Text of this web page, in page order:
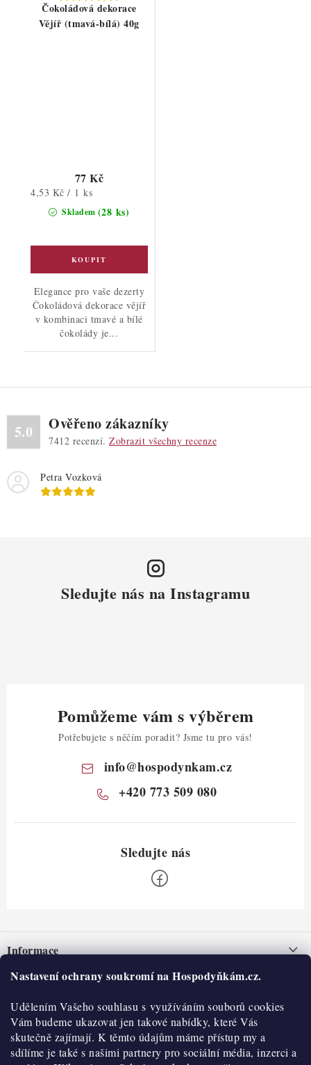
Nastavení ochrany soukromí na Hospodyňkám.cz.
Udělením Vašeho souhlasu s využíváním souborů cookies
Vám budeme ukazovat jen takové nabídky, které Vás
skutečně zajímají. K těmto údajům máme přístup my a
sdílíme je také s našimi partnery pro sociální média, inzerci a
Čokoládová dekorace
Vějíř (tmavá-bílá) 40g
Skladem (28 ks)
77 Kč
Měrná
cena:
4,53 Kč / 1 ks
Elegance pro vaše dezerty
Čokoládová dekorace vějíř
v kombinaci tmavé a bílé
čokolády je...
5.0 Ověřeno zákazníky
7412 recenzí. Zobrazit všechny recenze
Petra Vozková
Sledujte nás na Instagramu
Pomůžeme vám s výběrem
Potřebujete s něčím poradit? Jsme tu pro vás!
info@hospodynkam.cz
+420 773 509 080
pInformace
Nepřevzetí zásilky na dobírku
Obchodní podmínky
Hodnocení obchodu
Blog
O nás
Historie
Kontakty
O nákupu
Reklamace a vratky